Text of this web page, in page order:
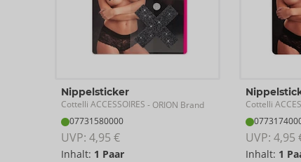
Nippelsticker
Cottelli ACCESSOIRES - ORION Brand
07731580000
UVP: 4,95 €
Inhalt: 1 Paar
Cottelli
UVP: 4,95
Inhalt: 1